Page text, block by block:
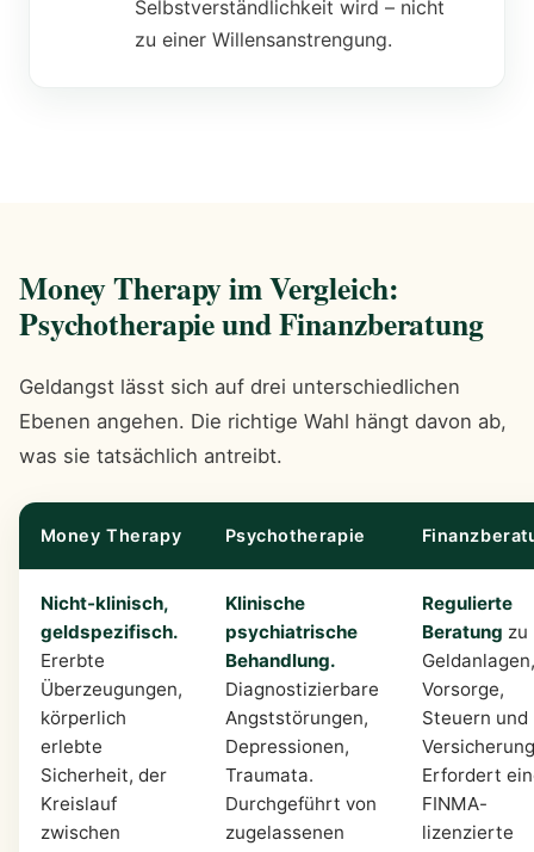
Selbstverständlichkeit wird – nicht
zu einer Willensanstrengung.
Money Therapy im Vergleich:
Psychotherapie und Finanzberatung
Geldangst lässt sich auf drei unterschiedlichen
Ebenen angehen. Die richtige Wahl hängt davon ab,
was sie tatsächlich antreibt.
Money Therapy Psychotherapie
Nicht-klinisch,
geldspezifisch.
Ererbte
Überzeugungen,
körperlich
erlebte
Sicherheit, der
Kreislauf
zwischen
Klinische
psychiatrische
Behandlung.
Diagnostizierbare
Angststörungen,
Depressionen,
Traumata.
Durchgeführt von
zugelassenen
Regulierte
Beratung zu
Geldanlagen,
Vorsorge,
Steuern und
Erfordert
FINMA-
lizenzierte